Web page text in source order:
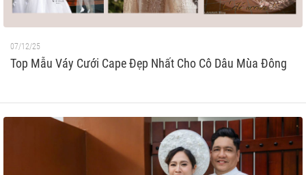
07/12/25
Top Mẫu Váy Cưới Cape Đẹp Nhất Cho Cô Dâu Mùa Đông